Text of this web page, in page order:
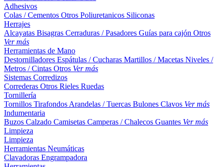
Adhesivos
Colas / Cementos Otros Poliuretanicos Siliconas
Herrajes
Alcayatas Bisagras Cerraduras / Pasadores Guías para cajón Otros
Ver más
Herramientas de Mano
Destornilladores Espátulas / Cucharas Martillos / Macetas Niveles /
Metros / Cintas Otros Ver más
Sistemas Corredizos
Correderas Otros Rieles Ruedas
Tornillería
Tornillos Tirafondos Arandelas / Tuercas Bulones Clavos Ver más
Indumentaria
Buzos Calzado Camisetas Camperas / Chalecos Guantes Ver más
Limpieza
Limpieza
Herramientas Neumáticas
Clavadoras Engrampadora